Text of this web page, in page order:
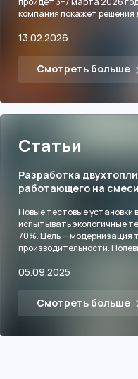
компания покажет решения
13.02.2026
Смотреть больше
Статьи
Разработка
работающего на
Новые тестовые
испытывать экологичные
70%. Цель — модернизация
производительности.
05.09.2025
Смотреть больше